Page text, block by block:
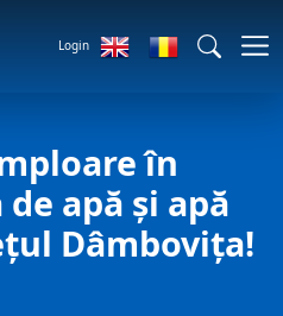
Login
în
apă și apă
Dâmbovița!